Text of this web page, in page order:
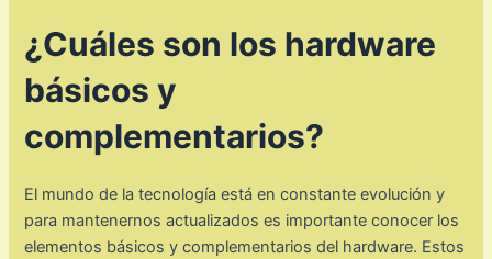
¿Cuáles son los hardware
básicos y
complementarios?
El mundo de la tecnología está en constante evolución y
para mantenernos actualizados es importante conocer los
elementos básicos y complementarios del hardware. Estos